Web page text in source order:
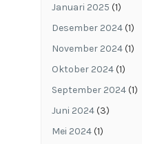
Januari 2025 (1)
Desember 2024(1)
November 2024(1)
Oktober 2024(1)
September 2024(1)
Juni 2024(3)
Mei 2024(1)